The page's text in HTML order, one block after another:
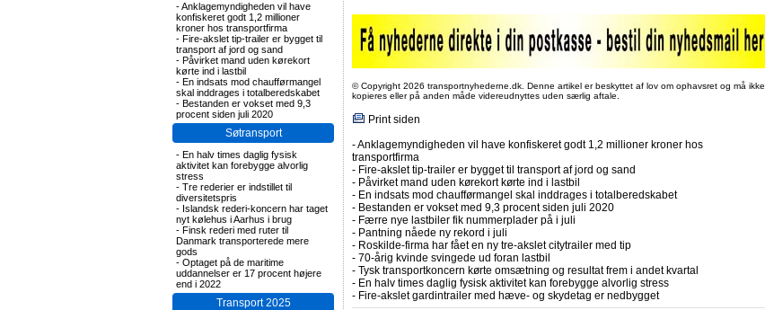
-Anklagemyndigheden vil have
konfiskeret godt 1,2 millioner
kroner hos transportfirma
- Fire-akslet tip-trailer er bygget til
transport af jord og sand
- Påvirket mand uden kørekort
kørte ind i lastbil
- En indsats mod chaufførmangel
skal inddrages i totalberedskabet
- Bestanden er vokset med 9,3
procent siden juli 2020
Søtransport
- En halv times daglig fysisk
aktivitet kan forebygge alvorlig
stress
- Tre rederier er indstillet til
diversitetspris
- Islandsk rederi-koncern har taget
nyt kølehus i Aarhus i brug
- Finsk rederi med ruter til
Danmark transporterede mere
gods
- Optaget på de maritime
uddannelser er 17 procent højere
end i 2022
Transport 2025
© Copyright 2026 transportnyhederne.dk. Denne artikel er beskyttet af lov om ophavsret og må ikke
kopieres eller på anden måde videreudnyttes uden særlig aftale.
Print siden
-Anklagemyndigheden vil have konfiskeret godt 1,2 millioner kroner hos
transportfirma
- Fire-akslet tip-trailer er bygget til transport af jord og sand
- Påvirket mand uden kørekort kørte ind i lastbil
- En indsats mod chaufførmangel skal inddrages i totalberedskabet
- Bestanden er vokset med 9,3 procent siden juli 2020
- Færre nye lastbiler fik nummerplader på i juli
- Pantning nåede ny rekord i juli
- Roskilde-firma har fået en ny tre-akslet citytrailer med tip
- 70-årig kvinde svingede ud foran lastbil
- Tysk transportkoncern kørte omsætning og resultat frem i andet kvartal
- En halv times daglig fysisk aktivitet kan forebygge alvorlig stress
- Fire-akslet gardintrailer med hæve- og skydetag er nedbygget